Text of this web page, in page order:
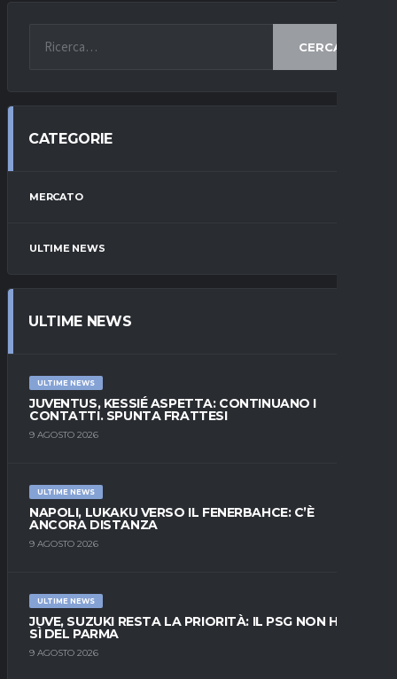
CERCA
CATEGORIE
MERCATO
ULTIME NEWS
ULTIME NEWS
ULTIME NEWS
JUVENTUS, KESSIÉ ASPETTA: CONTINUANO I
CONTATTI. SPUNTA FRATTESI
9 AGOSTO 2026
ULTIME NEWS
NAPOLI, LUKAKU VERSO IL FENERBAHCE: C’È
ANCORA DISTANZA
9 AGOSTO 2026
ULTIME NEWS
JUVE, SUZUKI RESTA LA PRIORITÀ: IL PSG NON HA IL
SÌ DEL PARMA
9 AGOSTO 2026